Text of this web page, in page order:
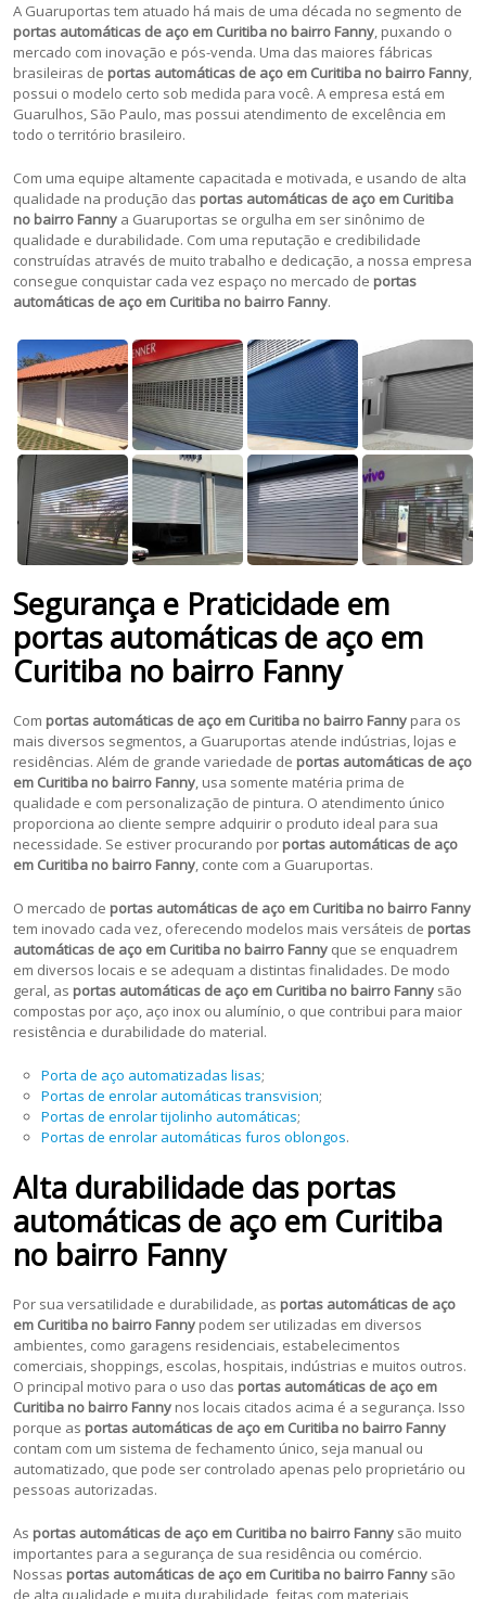
A Guaruportas tem atuado há mais de uma década no segmento de
portas automáticas de aço em Curitiba no bairro Fanny, puxando o
mercado com inovação e pós-venda. Uma das maiores fábricas
brasileiras de portas automáticas de aço em Curitiba no bairro Fanny,
possui o modelo certo sob medida para você. A empresa está em
Guarulhos, São Paulo, mas possui atendimento de excelência em
todo o território brasileiro.
Com uma equipe altamente capacitada e motivada, e usando de alta
qualidade na produção das portas automáticas de aço em Curitiba
no bairro Fanny a Guaruportas se orgulha em ser sinônimo de
qualidade e durabilidade. Com uma reputação e credibilidade
construídas através de muito trabalho e dedicação, a nossa empresa
consegue conquistar cada vez espaço no mercado de portas
automáticas de aço em Curitiba no bairro Fanny.
Segurança e Praticidade em
portas automáticas de aço em
Curitiba no bairro Fanny
Com portas automáticas de aço em Curitiba no bairro Fanny para os
mais diversos segmentos, a Guaruportas atende indústrias, lojas e
residências. Além de grande variedade de portas automáticas de aço
em Curitiba no bairro Fanny , usa somente matéria prima de
qualidade e com personalização de pintura. O atendimento único
proporciona ao cliente sempre adquirir o produto ideal para sua
necessidade. Se estiver procurando por portas automáticas de aço
em Curitiba no bairro Fanny , conte com a Guaruportas.
O mercado de portas automáticas de aço em Curitiba no bairro Fanny
tem inovado cada vez, oferecendo modelos mais versáteis de portas
automáticas de aço em Curitiba no bairro Fanny que se enquadrem
em diversos locais e se adequam a distintas finalidades. De modo
geral, as portas automáticas de aço em Curitiba no bairro Fanny são
compostas por aço, aço inox ou alumínio, o que contribui para maior
resistência e durabilidade do material.
Porta de aço automatizadas lisas;
Portas de enrolar automáticas transvision;
Portas de enrolar tijolinho automáticas;
Portas de enrolar automáticas furos oblongos.
Alta durabilidade das portas
automáticas de aço em Curitiba
no bairro Fanny
Por sua versatilidade e durabilidade, as portas automáticas de aço
em Curitiba no bairro Fanny podem ser utilizadas em diversos
ambientes, como garagens residenciais, estabelecimentos
comerciais, shoppings, escolas, hospitais, indústrias e muitos outros.
O principal motivo para o uso das portas automáticas de aço em
Curitiba no bairro Fanny nos locais citados acima é a segurança. Isso
porque as portas automáticas de aço em Curitiba no bairro Fanny
contam com um sistema de fechamento único, seja manual ou
automatizado, que pode ser controlado apenas pelo proprietário ou
pessoas autorizadas.
As portas automáticas de aço em Curitiba no bairro Fanny são muito
importantes para a segurança de sua residência ou comércio.
Nossas portas automáticas de aço em Curitiba no bairro Fanny são
de alta qualidade e muita durabilidade, feitas com materiais